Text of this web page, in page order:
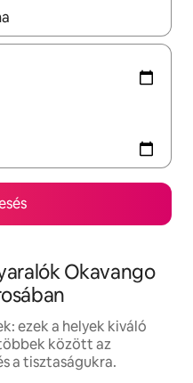
és a lefelé nyíllal
Okavango
ezek a helyek kiváló
között az
a tisztaságukra.